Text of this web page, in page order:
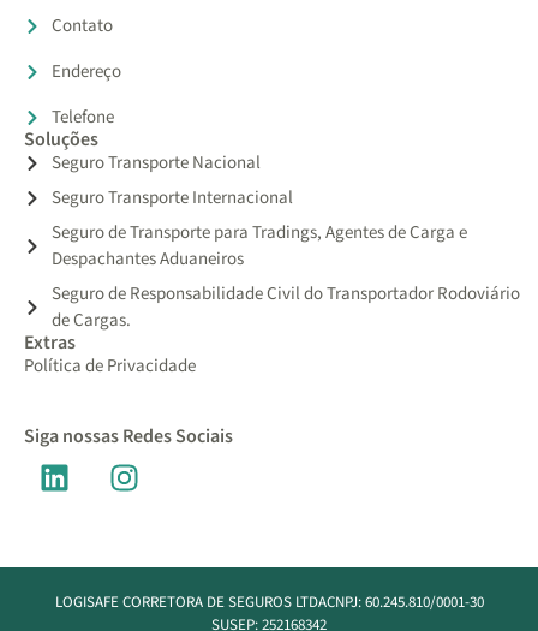
Contato
Endereço
Telefone
Soluções
Seguro Transporte Nacional
Seguro Transporte Internacional
Seguro de Transporte para Tradings, Agentes de Carga e
Despachantes Aduaneiros
Seguro de Responsabilidade Civil do Transportador Rodoviário
de Cargas.
Extras
Política de Privacidade
Siga nossas Redes Sociais
LOGISAFE CORRETORA DE SEGUROS LTDACNPJ: 60.245.810/0001-30
SUSEP: 252168342